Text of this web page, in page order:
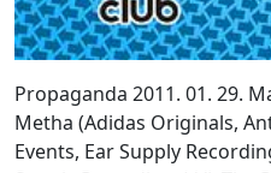
Propaganda 2011. 01. 29.
Metha (Adidas Originals,
Events, Ear Supply